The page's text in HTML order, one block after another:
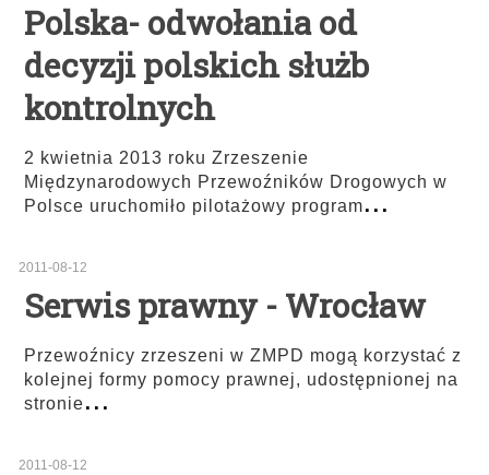
Polska- odwołania od
decyzji polskich służb
kontrolnych
2 kwietnia 2013 roku Zrzeszenie
Międzynarodowych Przewoźników Drogowych w
Polsce uruchomiło pilotażowy program...
2011-08-12
Serwis prawny - Wrocław
Przewoźnicy zrzeszeni w ZMPD mogą korzystać z
kolejnej formy pomocy prawnej, udostępnionej na
stronie...
2011-08-12